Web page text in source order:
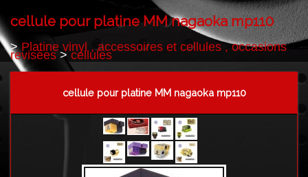
cellule pour platine MM nagaoka mp110
>Platine vinyl , accessoires et cellules , occasions
revisées>cellules
cellule pour platine MM nagaoka mp110